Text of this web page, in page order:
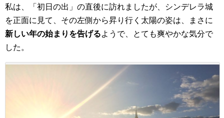
私は、「初日の出」の直後に訪れましたが、シンデレラ城
を正面に見て、その左側から昇り行く太陽の姿は、まさに
新しい年の始まりを告げるようで、とても爽やかな気分で
した。